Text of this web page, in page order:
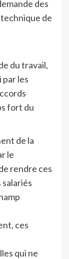
des
de
du travail,
par les
fort du
de la
le
rendre ces
salariés
ces
qui ne